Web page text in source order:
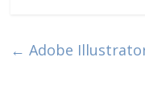
← Adobe